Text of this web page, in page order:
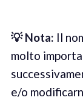
💡Nota: Il
molto
e/o